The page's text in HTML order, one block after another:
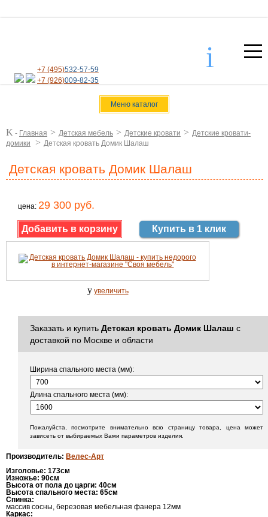
+7 (495)532-57-59
+7 (926)009-82-35
i
Меню каталог
K - Главная > Детская мебель > Детские кровати > Детские кровати-
домики
> Детская кровать Домик Шалаш
Детская кровать Домик Шалаш
цена: 29 300 руб.
Купить в 1 клик
y увеличить
Заказать и купить Детская кровать Домик Шалаш с
доставкой по Москве и области
Ширина спального места (мм):
Длина спального места (мм):
Пожалуйста, посмотрите внимательно всю страницу товара, цена может
зависеть от выбираемых Вами параметров изделия.
Производитель: Велес-Арт
Изголовье: 173см
Изножье: 90см
Высота от пола до царги: 40см
Высота спального места: 65см
Спинка:
массив сосны, березовая мебельная фанера 12мм
Каркас: